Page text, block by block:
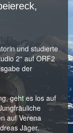
und studierte
2“ auf ORF2
der
geht es los auf
auf Verena
Jäger.